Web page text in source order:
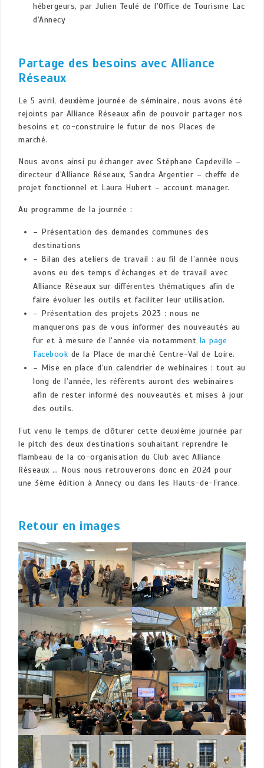
hébergeurs, par Julien Teulé de l’Office de Tourisme Lac
d’Annecy
Partage des besoins avec Alliance
Réseaux
Le 5 avril, deuxième journée de séminaire, nous avons été
rejoints par Alliance Réseaux afin de pouvoir partager nos
besoins et co-construire le futur de nos Places de
marché.
Nous avons ainsi pu échanger avec Stéphane Capdeville –
directeur d’Alliance Réseaux, Sandra Argentier – cheffe de
projet fonctionnel et Laura Hubert – account manager.
Au programme de la journée :
– Présentation des demandes communes des
destinations
– Bilan des ateliers de travail : au fil de l’année nous
avons eu des temps d’échanges et de travail avec
Alliance Réseaux sur différentes thématiques afin de
faire évoluer les outils et faciliter leur utilisation.
– Présentation des projets 2023 : nous ne
manquerons pas de vous informer des nouveautés au
fur et à mesure de l’année via notamment la page
Facebook de la Place de marché Centre-Val de Loire.
– Mise en place d’un calendrier de webinaires : tout au
long de l’année, les référents auront des webinaires
afin de rester informé des nouveautés et mises à jour
des outils.
Fut venu le temps de clôturer cette deuxième journée par
le pitch des deux destinations souhaitant reprendre le
flambeau de la co-organisation du Club avec Alliance
Réseaux … Nous nous retrouverons donc en 2024 pour
une 3ème édition à Annecy ou dans les Hauts-de-France.
Retour en images